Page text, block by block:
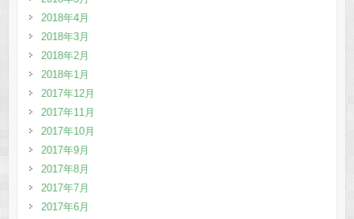
2018年4月
2018年3月
2018年2月
2018年1月
2017年12月
2017年11月
2017年10月
2017年9月
2017年8月
2017年7月
2017年6月